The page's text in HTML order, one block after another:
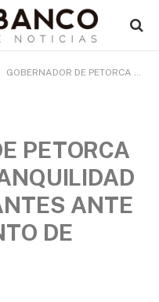
GOBERNADOR DE PETORCA LLAMA A LA TRANQUILIDAD A LOS VERANEANTES ANTE FALSO VARMIENTO DE TIBURÓN
PETORCA
ANTE
DE